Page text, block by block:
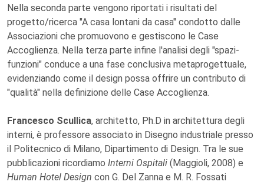
Nella seconda parte vengono riportati i risultati del
progetto/ricerca "A casa lontani da casa" condotto dalle
Associazioni che promuovono e gestiscono le Case
Accoglienza. Nella terza parte infine l'analisi degli "spazi-
funzioni" conduce a una fase conclusiva metaprogettuale,
evidenziando come il design possa offrire un contributo di
"qualità" nella definizione delle Case Accoglienza.
Francesco Scullica, architetto, Ph.D in architettura degli
interni, è professore associato in Disegno industriale presso
il Politecnico di Milano, Dipartimento di Design. Tra le sue
pubblicazioni ricordiamo Interni Ospitali (Maggioli, 2008) e
Human Hotel Design con G. Del Zanna e M. R. Fossati